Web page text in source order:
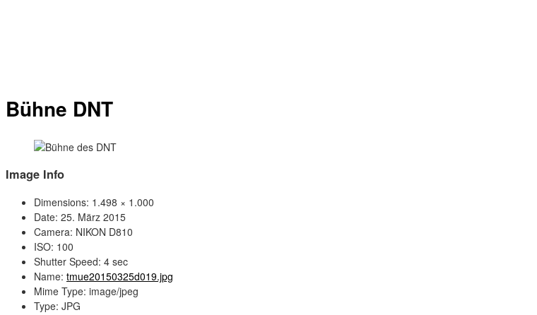
Bühne DNT
Image Info
Dimensions: 1.498 × 1.000
Date: 25. März 2015
Camera: NIKON D810
ISO: 100
Shutter Speed: 4 sec
Name: tmue20150325d019.jpg
Mime Type: image/jpeg
Type: JPG